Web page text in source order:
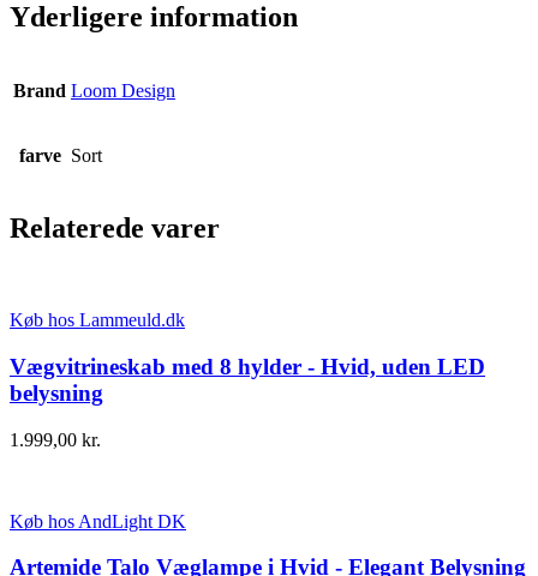
Yderligere information
Brand Loom Design
farve Sort
Relaterede varer
Køb hos Lammeuld.dk
Vægvitrineskab med 8 hylder - Hvid, uden LED
belysning
1.999,00 kr.
Køb hos AndLight DK
Artemide Talo Væglampe i Hvid - Elegant Belysning